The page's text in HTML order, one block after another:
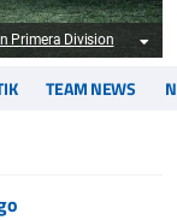
Primera Division
TEAM NEWS